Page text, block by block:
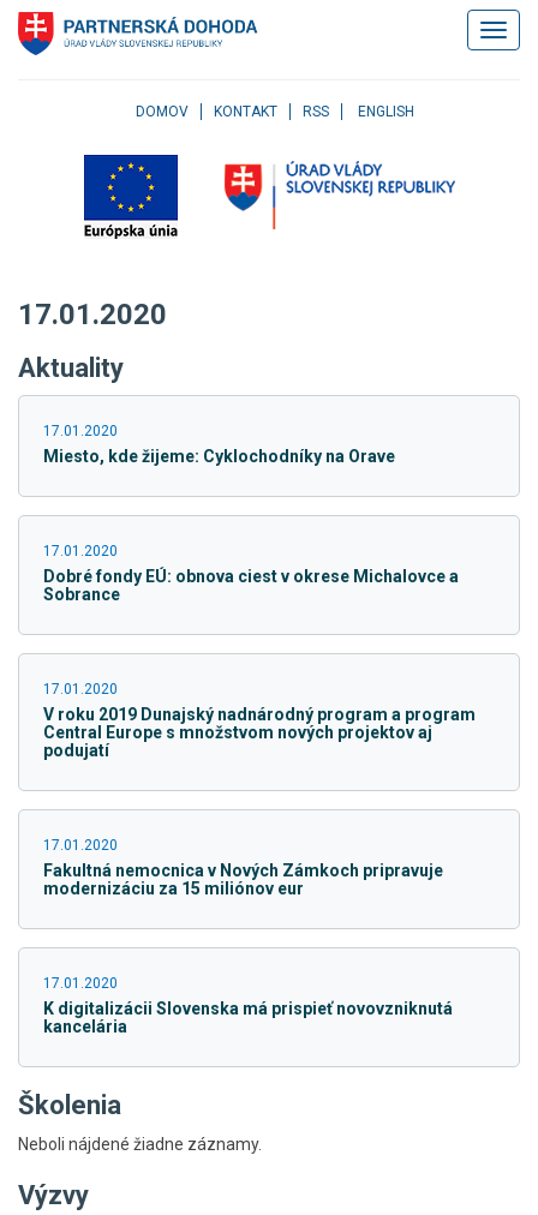
Klávesové
skratky
Skočiť
menu
na
Skočiť
pätičku
stránky
DOMOV KONTAKT RSS ENGLISH
17.01.2020
Aktuality
17.01.2020
Miesto, kde žijeme: Cyklochodníky na Orave
17.01.2020
Dobré fondy EÚ: obnova ciest v okrese Michalovce a
Sobrance
17.01.2020
V roku 2019 Dunajský nadnárodný program a program
Central Europe s množstvom nových projektov aj
podujatí
17.01.2020
Fakultná nemocnica v Nových Zámkoch pripravuje
modernizáciu za 15 miliónov eur
17.01.2020
K digitalizácii Slovenska má prispieť novovzniknutá
kancelária
Školenia
Neboli nájdené žiadne záznamy.
Výzvy